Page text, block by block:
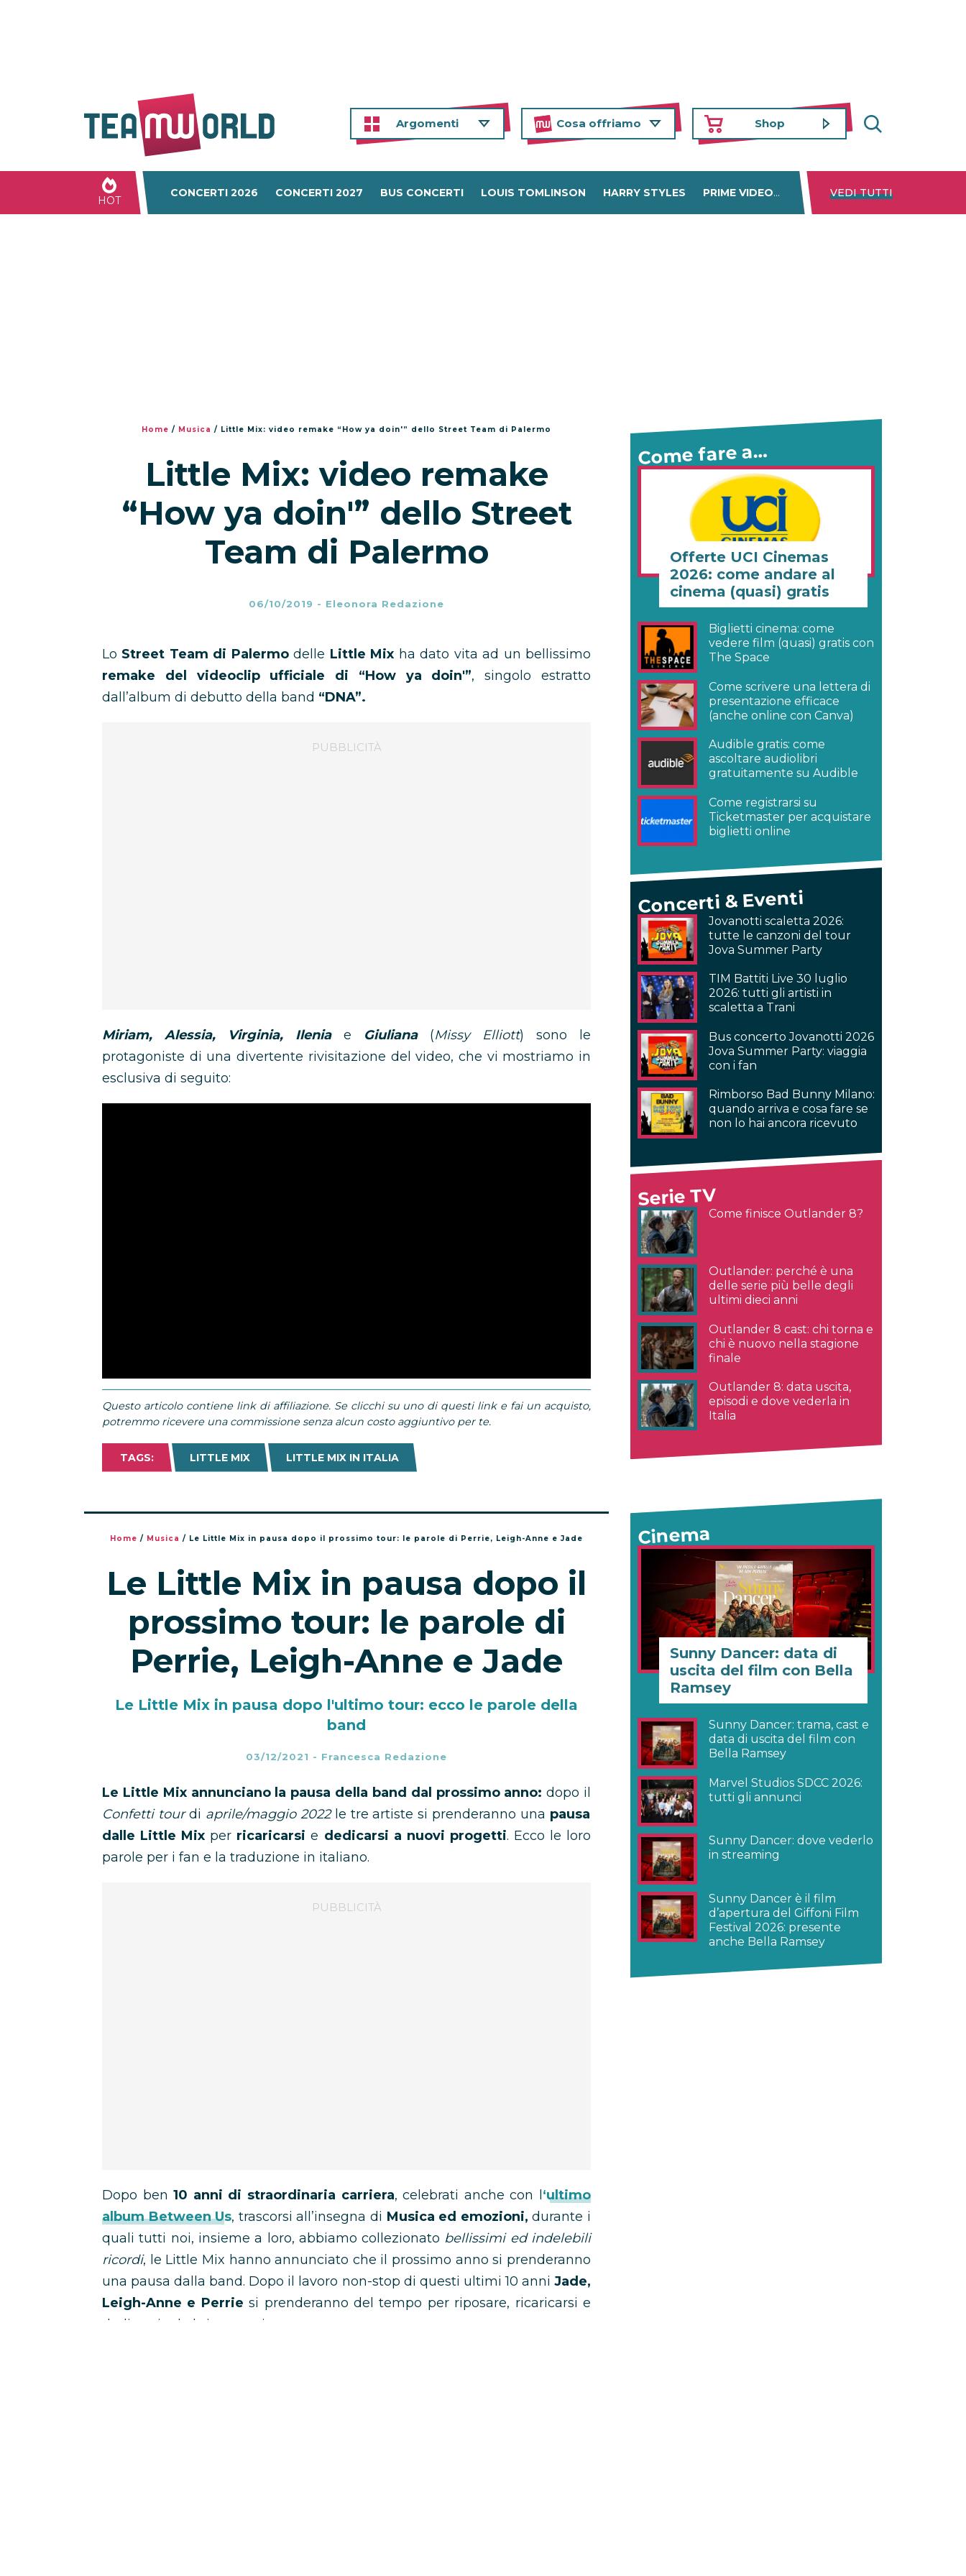
Argomenti Cosa offriamo Shop
HOT
CONCERTI 2026 CONCERTI 2027 BUS CONCERTI LOUIS TOMLINSON HARRY STYLES PRIME VIDEO DISNEY+ NETFLIX
VEDI TUTTI
Home / Musica / Little Mix: video remake “How ya doin'” dello Street Team di Palermo
Little Mix: video remake
“How ya doin'” dello Street
Team di Palermo
06/10/2019 - Eleonora Redazione
Lo Street Team di Palermodelle Little Mix ha dato vita ad un bellissimo
remake del videoclip ufficiale di “How ya doin'”, singolo estratto
dall’album di debutto della band “DNA”.
Miriam, Alessia, Virginia, Ileniae Giuliana(Missy Elliott) sono le
protagoniste di una divertente rivisitazione del video, che vi mostriamo in
esclusiva di seguito:
Questo articolo contiene link di affiliazione. Se clicchi su uno di questi link e fai un acquisto,
potremmo ricevere una commissione senza alcun costo aggiuntivo per te.
TAGS: LITTLE MIX LITTLE MIX IN ITALIA
Home / Musica / Le Little Mix in pausa dopo il prossimo tour: le parole di Perrie, Leigh-Anne e Jade
Le Little Mix in pausa dopo il
prossimo tour: le parole di
Perrie, Leigh-Anne e Jade
Le Little Mix in pausa dopo l'ultimo tour: ecco le parole della
band
03/12/2021 - Francesca Redazione
Le Little Mix annunciano la pausa della band dal prossimo anno:dopo il
Confetti tourdi aprile/maggio 2022le tre artiste si prenderanno una pausa
dalle Little Mix per ricaricarsi e dedicarsi a nuovi progetti. Ecco le loro
parole per i fan e la traduzione in italiano.
Dopo ben10 anni di straordinaria carriera, celebrati anche con l‘ultimo
album Between Us, trascorsi all’insegna di Musica ed emozioni,durante i
quali tutti noi, insieme a loro, abbiamo collezionato bellissimi ed indelebili
ricordi, le Little Mix hanno annunciato che il prossimo anno si prenderanno
una pausa dalla band. Dopo il lavoro non-stop di questi ultimi 10 anni Jade,
Leigh-Anne e Perrie si prenderanno del tempo per riposare, ricaricarsi e
dedicarsi ad altri progetti.
Come fare a…
Offerte UCI Cinemas
2026: come andare al
cinema (quasi) gratis
Biglietti cinema: come
vedere film (quasi) gratis con
The Space
Come scrivere una lettera di
presentazione efficace
(anche online con Canva)
Audible gratis: come
ascoltare audiolibri
gratuitamente su Audible
Come registrarsi su
Ticketmaster per acquistare
biglietti online
Concerti & Eventi
Jovanotti scaletta 2026:
tutte le canzoni del tour
Jova Summer Party
TIM Battiti Live 30 luglio
2026: tutti gli artisti in
scaletta a Trani
Bus concerto Jovanotti 2026
Jova Summer Party: viaggia
con i fan
Rimborso Bad Bunny Milano:
quando arriva e cosa fare se
non lo hai ancora ricevuto
Serie TV
Come finisce Outlander 8?
Outlander: perché è una
delle serie più belle degli
ultimi dieci anni
Outlander 8 cast: chi torna e
chi è nuovo nella stagione
finale
Outlander 8: data uscita,
episodi e dove vederla in
Italia
Cinema
Sunny Dancer: data di
uscita del film con Bella
Ramsey
Sunny Dancer: trama, cast e
data di uscita del film con
Bella Ramsey
Marvel Studios SDCC 2026:
tutti gli annunci
Sunny Dancer: dove vederlo
in streaming
Sunny Dancer è il film
d’apertura del Giffoni Film
Festival 2026: presente
anche Bella Ramsey